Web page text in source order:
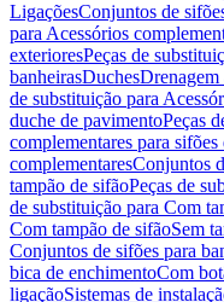
LigaçõesConjuntos de
para Acessórios
exterioresPeças de
banheirasDuchesDrenagem
de substituição para
duche de pavimentoPeças
complementares para sifões
complementaresConjuntos
tampão de sifãoPeças de
de substituição para Com
Com tampão de sifãoSem
Conjuntos de sifões para
bica de enchimentoCom
ligaçãoSistemas de